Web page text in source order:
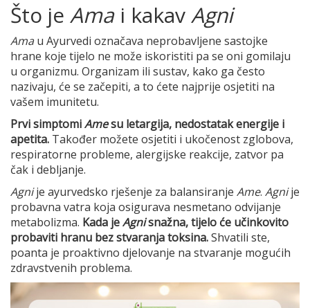
Što je Amai kakavAgni
Amau Ayurvedi označava neprobavljene sastojke
hrane koje tijelo ne može iskoristiti pa se oni gomilaju
u organizmu. Organizam ili sustav, kako ga često
nazivaju, će se začepiti, a to ćete najprije osjetiti na
vašem imunitetu.
Prvi simptomiAmesu letargija, nedostatak energije i
apetita. Također možete osjetiti i ukočenost zglobova,
respiratorne probleme, alergijske reakcije, zatvor pa
čak i debljanje.
Agnije ayurvedsko rješenje za balansiranje Ame. Agnije
probavna vatra koja osigurava nesmetano odvijanje
metabolizma. Kada jeAgnisnažna, tijelo će učinkovito
probaviti hranu bez stvaranja toksina.Shvatili ste,
poanta je proaktivno djelovanje na stvaranje mogućih
zdravstvenih problema.